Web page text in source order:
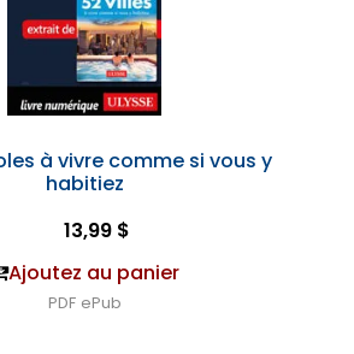
à vivre comme si vous y
habitiez
13,99 $
Ajoutez au panier
PDF ePub